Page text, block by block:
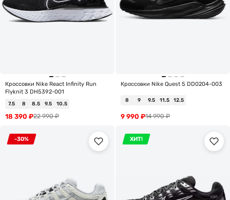
Кроссовки Nike React Infinity Run
Flyknit 3 DH5392-001
7.5 8 8.5 9.5 10.5
22 990₽
18 390 ₽
Кроссовки Nike Quest 5 DD0204-003
8 9 9.5 11.5 12.5
14 990₽
9 990 ₽
-30% ХИТ!